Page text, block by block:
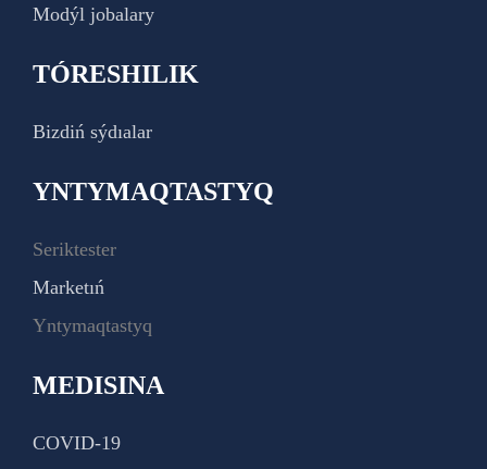
Modýl jobalary
TÓRESHILIK
Bizdiń sýdıalar
YNTYMAQTASTYQ
Seriktester
Marketıń
Yntymaqtastyq
MEDISINA
COVID-19